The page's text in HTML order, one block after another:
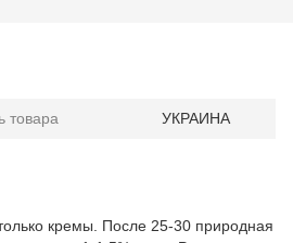
товара УКРАИНА
кремы. После 25-30 природная